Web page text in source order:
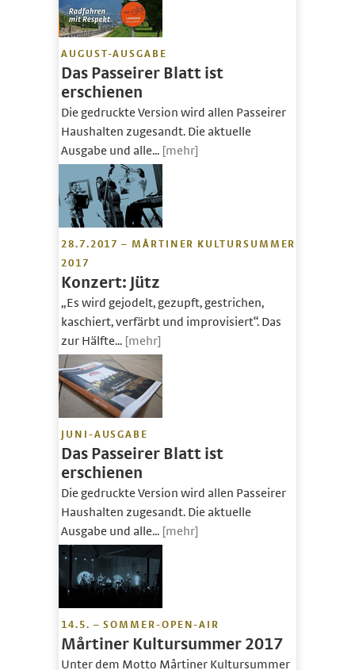
AUGUST-AUSGABE
Das Passeirer Blatt ist
erschienen
Die gedruckte Version wird allen Passeirer
Haushalten zugesandt. Die aktuelle
Ausgabe und alle... [mehr]
28.7.2017 – MÅRTINER KULTURSUMMER
2017
Konzert: Jütz
„Es wird gejodelt, gezupft, gestrichen,
kaschiert, verfärbt und improvisiert“. Das
zur Hälfte... [mehr]
JUNI-AUSGABE
Das Passeirer Blatt ist
erschienen
Die gedruckte Version wird allen Passeirer
Haushalten zugesandt. Die aktuelle
Ausgabe und alle... [mehr]
14.5. – SOMMER-OPEN-AIR
Mårtiner Kultursummer 2017
Unter dem Motto Mårtiner Kultursummer